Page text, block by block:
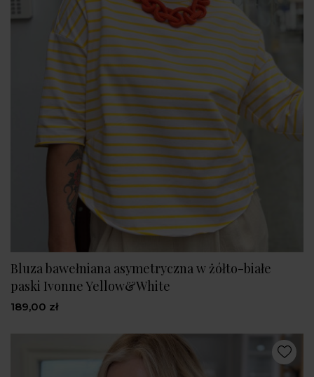
Bluza bawełniana asymetryczna w żółto-białe
paski Ivonne Yellow&White
189,00 zł